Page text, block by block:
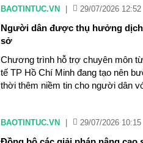
BAOTINTUC.VN 29/07/2026 12:52
Người dân được thụ hưởng
sở
Chương trình hỗ trợ chuyên môn
tế TP Hồ Chí Minh đang tạo nên
thời thêm niềm tin cho người dân
BAOTINTUC.VN 29/07/2026 10:15